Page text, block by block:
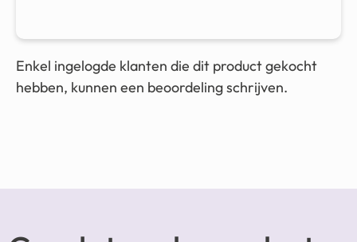
Enkel ingelogde klanten die dit product gekocht
hebben, kunnen een beoordeling schrijven.